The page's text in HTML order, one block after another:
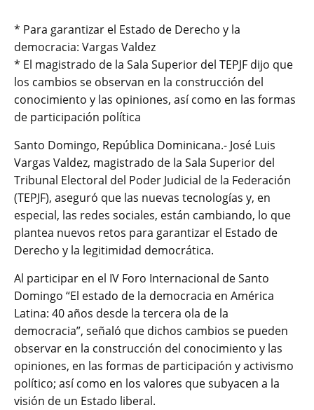
* Para garantizar el Estado de Derecho y la
democracia: Vargas Valdez
* El magistrado de la Sala Superior del TEPJF dijo que
los cambios se observan en la construcción del
conocimiento y las opiniones, así como en las formas
de participación política
Santo Domingo, República Dominicana.- José Luis
Vargas Valdez, magistrado de la Sala Superior del
Tribunal Electoral del Poder Judicial de la Federación
(TEPJF), aseguró que las nuevas tecnologías y, en
especial, las redes sociales, están cambiando, lo que
plantea nuevos retos para garantizar el Estado de
Derecho y la legitimidad democrática.
Al participar en el IV Foro Internacional de Santo
Domingo “El estado de la democracia en América
Latina: 40 años desde la tercera ola de la
democracia”, señaló que dichos cambios se pueden
observar en la construcción del conocimiento y las
opiniones, en las formas de participación y activismo
político; así como en los valores que subyacen a la
visión de un Estado liberal.